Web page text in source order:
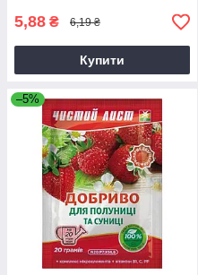
5,88 ₴ 6,19 ₴
Купити
–5%